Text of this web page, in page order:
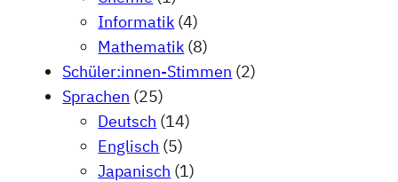
Informatik (4)
Mathematik (8)
Schüler:innen-Stimmen (2)
Sprachen (25)
Deutsch (14)
Englisch (5)
Japanisch (1)